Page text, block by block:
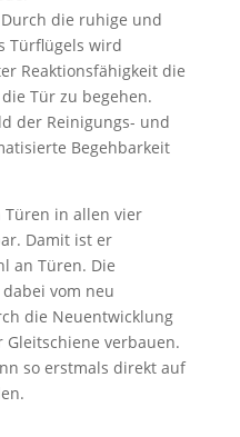
die ruhige und
Türflügels wird
Reaktionsfähigkeit die
Tür zu begehen.
der Reinigungs- und
Begehbarkeit
Türen in allen vier
Damit ist er
an Türen. Die
vom neu
die Neuentwicklung
verbauen.
so erstmals direkt auf